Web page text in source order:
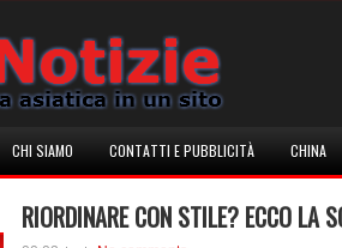
CHI SIAMO CONTATTI E PUBBLICITÀ CHINA
RIORDINARE CON STILE? ECCO LA